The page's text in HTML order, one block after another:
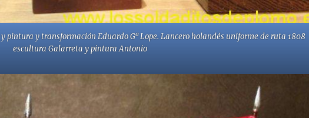
pintura y transformación Eduardo Gª Lope. Lancero holandés uniforme de ruta 1808
escultura Galarreta y pintura Antonio